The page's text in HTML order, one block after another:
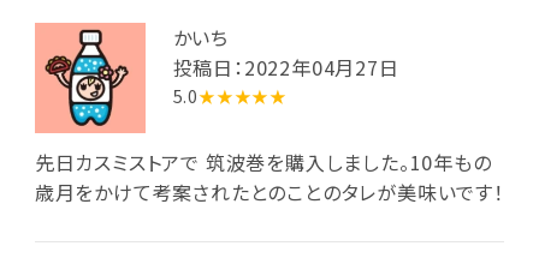
かいち
投稿日：2022年04月27日
5.0★★★★★
先日カスミストアで 筑波巻を購入しました。10年もの
歳月をかけて考案されたとのことのタレが美味いです！